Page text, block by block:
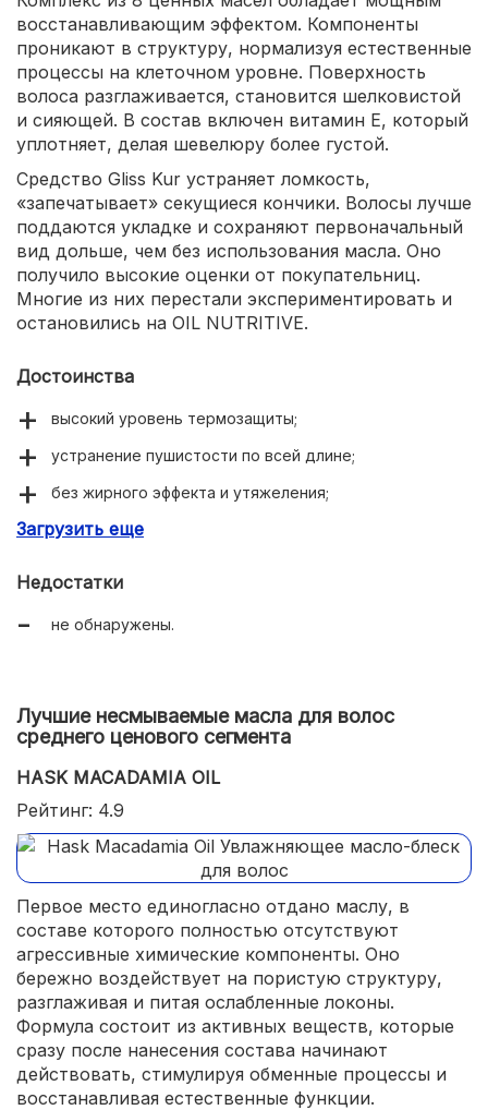
восстанавливающим эффектом. Компоненты
проникают в структуру, нормализуя естественные
процессы на клеточном уровне. Поверхность
волоса разглаживается, становится шелковистой
и сияющей. В состав включен витамин Е, который
уплотняет, делая шевелюру более густой.
Средство Gliss Kur устраняет ломкость,
«запечатывает» секущиеся кончики. Волосы лучше
поддаются укладке и сохраняют первоначальный
вид дольше, чем без использования масла. Оно
получило высокие оценки от покупательниц.
Многие из них перестали экспериментировать и
остановились на OIL NUTRITIVE.
Достоинства
высокий уровень термозащиты;
устранение пушистости по всей длине;
без жирного эффекта и утяжеления;
натуральный масляный состав;
Загрузить еще
Недостатки
не обнаружены.
Лучшие несмываемые масла для волос
среднего ценового сегмента
HASK MACADAMIA OIL
Рейтинг: 4.9
Первое место единогласно отдано маслу, в
составе которого полностью отсутствуют
агрессивные химические компоненты. Оно
бережно воздействует на пористую структуру,
разглаживая и питая ослабленные локоны.
Формула состоит из активных веществ, которые
сразу после нанесения состава начинают
действовать, стимулируя обменные процессы и
восстанавливая естественные функции.